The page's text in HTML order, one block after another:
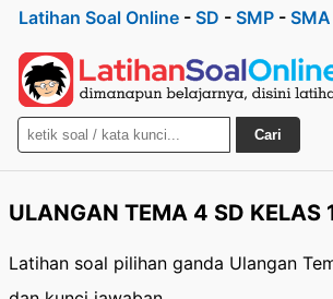
Latihan Soal Online - SD - SMP - SMA
Cari
ULANGAN TEMA 4 SD KELAS
Latihan soal pilihan ganda Ulangan